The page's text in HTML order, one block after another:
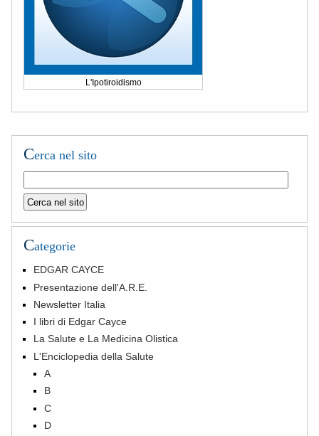
L'Ipotiroidismo
Cerca nel sito
Categorie
EDGAR CAYCE
Presentazione dell'A.R.E.
Newsletter Italia
I libri di Edgar Cayce
La Salute e La Medicina Olistica
L'Enciclopedia della Salute
A
B
C
D